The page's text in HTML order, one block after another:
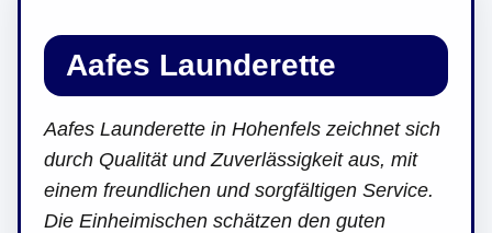
Aafes Launderette
Aafes Launderette in Hohenfels zeichnet sich
durch Qualität und Zuverlässigkeit aus, mit
einem freundlichen und sorgfältigen Service.
Die Einheimischen schätzen den guten